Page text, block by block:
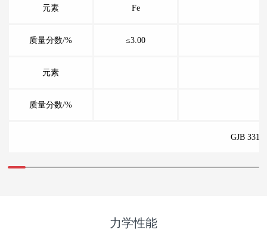
元素 Fe
质量分数/% ≤3.00
元素
质量分数/%
GJB
力学性能